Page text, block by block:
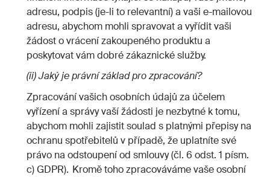
adresu, podpis (je-li to relevantní) a vaši e-mailovou
adresu, abychom mohli spravovat a vyřídit vaši
žádost o vrácení zakoupeného produktu a
poskytovat vám dobré zákaznické služby.
(ii) Jaký je právní základ pro zpracování?
Zpracování vašich osobních údajů za účelem
vyřízení a správy vaší žádosti je nezbytné k tomu,
abychom mohli zajistit soulad s platnými přepisy na
ochranu spotřebitelů v případě, že uplatníte své
právo na odstoupení od smlouvy (čl. 6 odst. 1 písm.
c) GDPR). Kromě toho zpracováváme vaše osobní